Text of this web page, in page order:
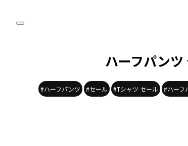
ハーフパンツ
#ハーフパンツ #セール #Tシャツ セール #ハーフ